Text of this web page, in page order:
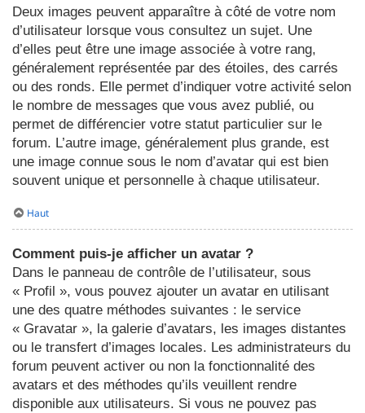
Deux images peuvent apparaître à côté de votre nom
d’utilisateur lorsque vous consultez un sujet. Une
d’elles peut être une image associée à votre rang,
généralement représentée par des étoiles, des carrés
ou des ronds. Elle permet d’indiquer votre activité selon
le nombre de messages que vous avez publié, ou
permet de différencier votre statut particulier sur le
forum. L’autre image, généralement plus grande, est
une image connue sous le nom d’avatar qui est bien
souvent unique et personnelle à chaque utilisateur.
Haut
Comment puis-je afficher un avatar ?
Dans le panneau de contrôle de l’utilisateur, sous
« Profil », vous pouvez ajouter un avatar en utilisant
une des quatre méthodes suivantes : le service
« Gravatar », la galerie d’avatars, les images distantes
ou le transfert d’images locales. Les administrateurs du
forum peuvent activer ou non la fonctionnalité des
avatars et des méthodes qu’ils veuillent rendre
disponible aux utilisateurs. Si vous ne pouvez pas